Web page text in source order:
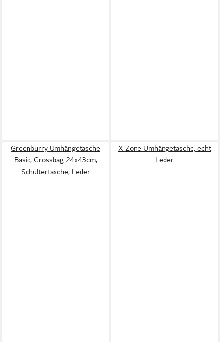
Greenburry Umhängetasche
Basic, Crossbag 24x43cm,
Schultertasche, Leder
X-Zone Umhängetasche, echt
Leder